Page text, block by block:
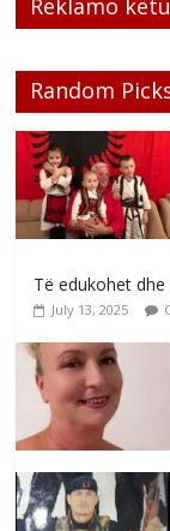
Random
Të edukohet dhe
July 13, 2025